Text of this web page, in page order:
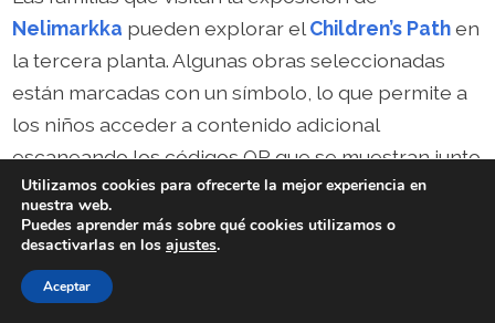
Nelimarkka pueden explorar el Children’s Pathen
la tercera planta. Algunas obras seleccionadas
están marcadas con un símbolo, lo que permite a
los niños acceder a contenido adicional
escaneando los códigos QR que se muestran junto
a las obras. Este enfoque interactivo fomenta la
participación e introduce a los visitantes más
jóvenes en la exposición de forma accesible.
Además,el estudio de la segunda planta
Utilizamos cookies para ofrecerte la mejor experiencia en
nuestra web.
Puedes aprender más sobre qué cookies utilizamos o
desactivarlas en los ajustes.
Aceptar